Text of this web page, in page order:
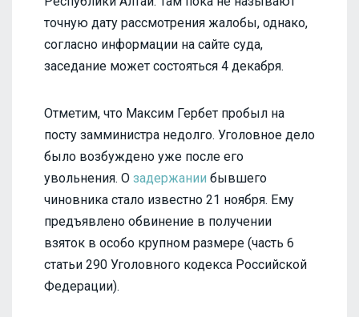
точную дату рассмотрения жалобы, однако,
согласно информации на сайте суда,
заседание может состояться 4 декабря.
Отметим, что Максим Гербет пробыл на
посту замминистра недолго. Уголовное дело
было возбуждено уже после его
увольнения. О задержании бывшего
чиновника стало известно 21 ноября. Ему
предъявлено обвинение в получении
взяток в особо крупном размере (часть 6
статьи 290 Уголовного кодекса Российской
Федерации).